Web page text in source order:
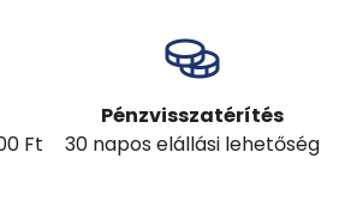
Ft
Pénzvisszatérítés
30 napos elállási lehetőség